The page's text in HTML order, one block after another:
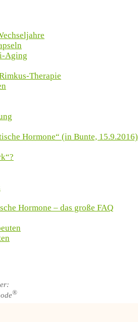
Aging
Therapie
Hormone“ (in Bunte, 15.9.2016)
Hormone – das große FAQ
®